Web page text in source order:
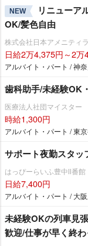
NEW
リニューア
OK/髪色自由
株式会社日本アメニティ
日給2万4,375円～2万
アルバイト・パート / 神
歯科助手/未経験OK
医療法人社団マイスター
時給1,300円
アルバイト・パート / 東
サポート夜勤スタッ
はっぴーらいふ豊中Ⅱ番館
日給7,400円
アルバイト・パート / 大
未経験OKの列車見
歓迎/仕事が早く終